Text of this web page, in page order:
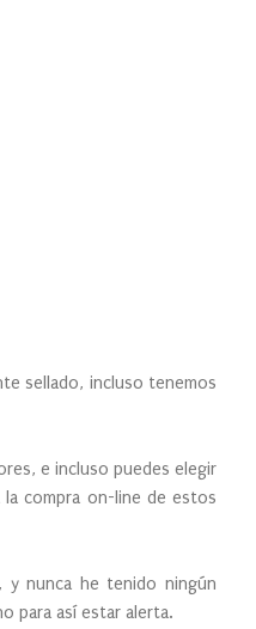
sellado, incluso tenemos
e incluso puedes elegir
compra on-line de estos
nunca he tenido ningún
para así estar alerta.